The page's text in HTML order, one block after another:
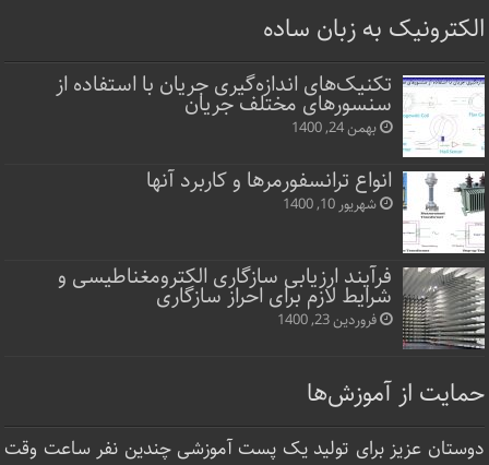
الکترونیک به زبان ساده
تکنیک‌های اندازه‌گیری جریان با استفاده از
سنسورهای مختلف جریان
بهمن 24, 1400
انواع ترانسفورمرها و کاربرد آنها
شهریور 10, 1400
فرآیند ارزیابی سازگاری الکترومغناطیسی و
شرایط لازم برای احراز سازگاری
فروردین 23, 1400
حمایت از آموزش‌ها
دوستان عزیز برای تولید یک پست آموزشی چندین نفر ساعت‌ وقت